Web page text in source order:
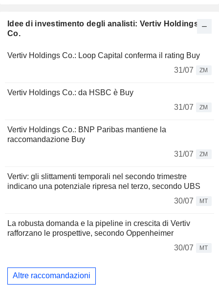
Idee di investimento degli analisti: Vertiv Holdings
Co.
Vertiv Holdings Co.: Loop Capital conferma il rating Buy
31/07
ZM
Vertiv Holdings Co.: da HSBC è Buy
31/07
ZM
Vertiv Holdings Co.: BNP Paribas mantiene la
raccomandazione Buy
31/07
ZM
Vertiv: gli slittamenti temporali nel secondo trimestre
indicano una potenziale ripresa nel terzo, secondo UBS
30/07
MT
La robusta domanda e la pipeline in crescita di Vertiv
rafforzano le prospettive, secondo Oppenheimer
30/07
MT
Altre raccomandazioni